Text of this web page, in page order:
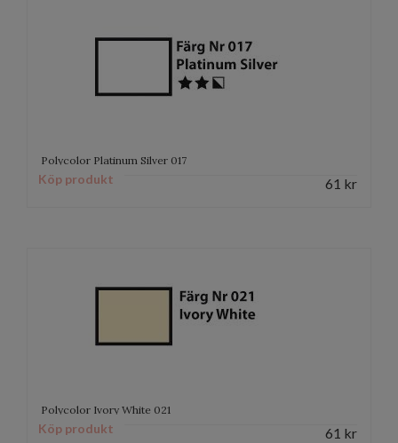
Polycolor Platinum Silver 017
Köp produkt 61 kr
Polycolor Ivory White 021
Köp produkt 61 kr